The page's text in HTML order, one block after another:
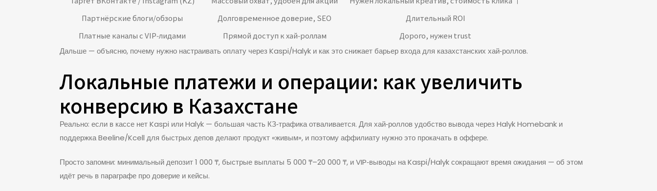
Партнёрские блоги/обзоры
Долговременное доверие, SEO
Длительный ROI
Платные каналы с VIP‑лидами
Прямой доступ к хай‑роллам
Дорого, нужен trust
Дальше — объясню, почему нужно настраивать оплату через Kaspi/Halyk и как это снижает барьер входа для казахстанских хай‑роллов.
Локальные платежи и операции: как увеличить
конверсию в Казахстане
Реально: если в кассе нет Kaspi или Halyk — большая часть КЗ‑трафика отваливается. Для хай‑роллов удобство вывода через Halyk Homebank и
поддержка Beeline/Kcell для быстрых депов делают продукт «живым», и поэтому аффилиату нужно это прокачать в оффере.
Просто запомни: минимальный депозит 1 000 ₸, быстрые выплаты 5 000 ₸–20 000 ₸, и VIP‑выводы на Kaspi/Halyk сокращают время ожидания — об этом
идёт речь в параграфе про доверие и кейсы.